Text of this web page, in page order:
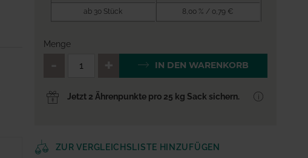
ab 30 Stück 8,00 % / 0,79 €
Menge
QTY_CONTROL_DECREASE
IN DEN WARENKORB
Jetzt 2 Ährenpunkte pro 25 kg Sack sichern.
ZUR VERGLEICHSLISTE HINZUFÜGEN